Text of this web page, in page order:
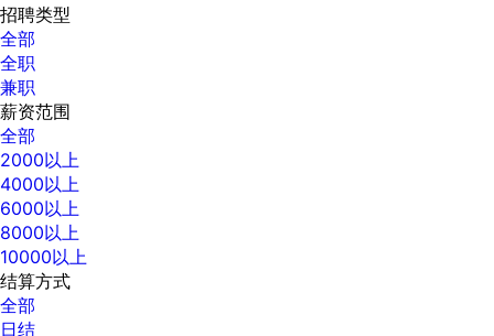
招聘类型
全部
全职
兼职
薪资范围
全部
2000以上
4000以上
6000以上
8000以上
10000以上
结算方式
全部
日结